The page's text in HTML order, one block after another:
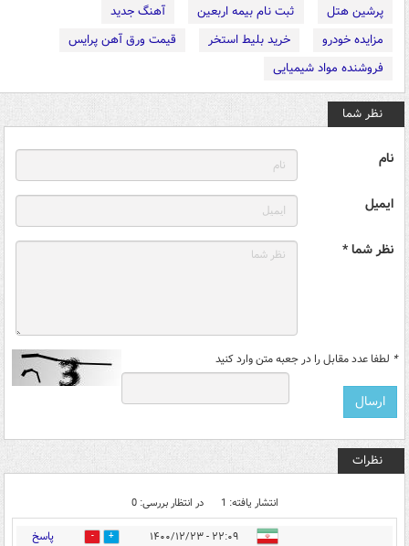
پرشین هتل
ثبت نام بیمه اربعین
آهنگ جدید
مزایده خودرو
خرید بلیط استخر
قیمت ورق آهن پرایس
فروشنده مواد شیمیایی
نظر شما
نام
ایمیل
نظر شما *
* لطفا عدد مقابل را در جعبه متن وارد کنید
نظرات
انتشار یافته: 1 در انتظار بررسی: 0
۲۲:۰۹ - ۱۴۰۰/۱۲/۲۳ 2 پاسخ